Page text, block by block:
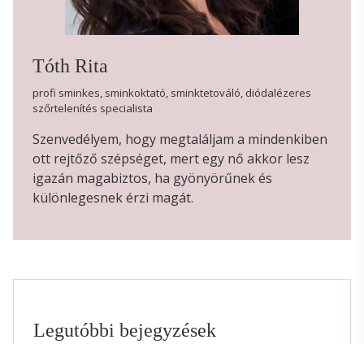
Tóth Rita
profi sminkes, sminkoktató, sminktetováló, diódalézeres
szőrtelenítés specialista
Szenvedélyem, hogy megtaláljam a mindenkiben
ott rejtőző szépséget, mert egy nő akkor lesz
igazán magabiztos, ha gyönyörűnek és
különlegesnek érzi magát.
Legutóbbi bejegyzések